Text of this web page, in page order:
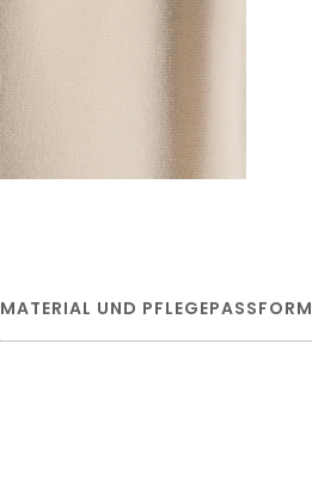
MATERIAL UND PFLEGEPASSFORM